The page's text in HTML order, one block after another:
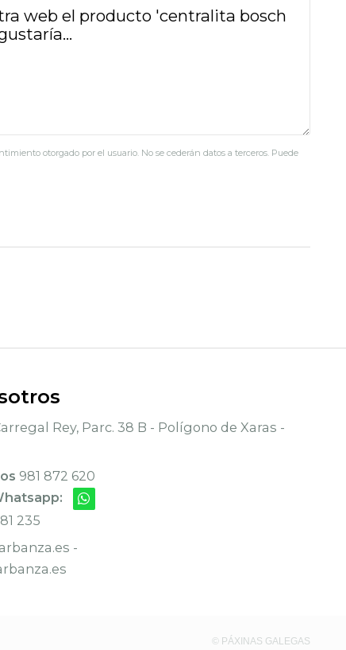
otorgado por el usuario. No se cederán datos a terceros. Puede
Rey, Parc. 38 B - Polígono de Xaras -
981 872 620
235
-
© PÁXINAS GALEGAS